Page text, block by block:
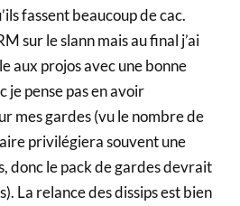
fassent beaucoup de cac.
sur le slann mais au final j’ai
aux projos avec une bonne
je pense pas en avoir
mes gardes (vu le nombre de
privilégiera souvent une
donc le pack de gardes devrait
La relance des dissips est bien